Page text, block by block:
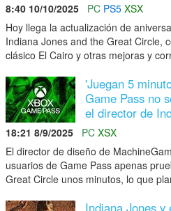
8:40 10/10/2025 PC PS5 XSX
Hoy llega la actualización de
Indiana Jones and the Great Circle,
clásico El Cairo y otras mejoras y
'Juegan 5
Game Pass no
el director de
18:21 8/9/2025 PC XSX
El director de diseño de
usuarios de Game Pass apenas
Great Circle unos minutos, lo que
Indiana Jones